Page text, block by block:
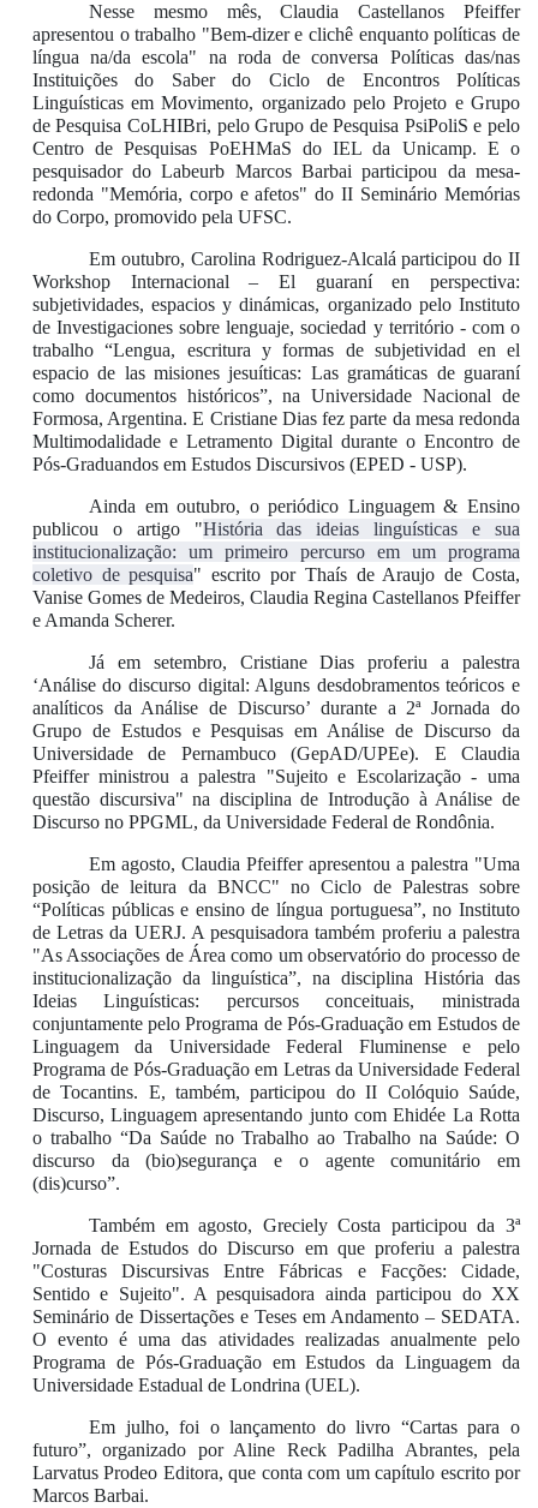
Nesse mesmo mês, Claudia Castellanos Pfeiffer
apresentou o trabalho "Bem-dizer e clichê enquanto políticas de
língua na/da escola" na roda de conversa Políticas das/nas
Instituições do Saber do Ciclo de Encontros Políticas
Linguísticas em Movimento, organizado pelo Projeto e Grupo
de Pesquisa CoLHIBri, pelo Grupo de Pesquisa PsiPoliS e pelo
Centro de Pesquisas PoEHMaS do IEL da Unicamp. E o
pesquisador do Labeurb Marcos Barbai participou da mesa-
redonda "Memória, corpo e afetos" do II Seminário Memórias
do Corpo, promovido pela UFSC.
Em outubro, Carolina Rodriguez-Alcalá participou do II
Workshop Internacional – El guaraní en perspectiva:
subjetividades, espacios y dinámicas, organizado pelo Instituto
de Investigaciones sobre lenguaje, sociedad y território - com o
trabalho “Lengua, escritura y formas de subjetividad en el
espacio de las misiones jesuíticas: Las gramáticas de guaraní
como documentos históricos”, na Universidade Nacional de
Formosa, Argentina. E Cristiane Dias fez parte da mesa redonda
Multimodalidade e Letramento Digital durante o Encontro de
Pós-Graduandos em Estudos Discursivos (EPED - USP).
Ainda em outubro, o periódico Linguagem & Ensino
publicou o artigo "História das ideias linguísticas e sua
institucionalização: um primeiro percurso em um programa
coletivo de pesquisa" escrito por Thaís de Araujo de Costa,
Vanise Gomes de Medeiros, Claudia Regina Castellanos Pfeiffer
e Amanda Scherer.
Já em setembro, Cristiane Dias proferiu a palestra
‘Análise do discurso digital: Alguns desdobramentos teóricos e
analíticos da Análise de Discurso’ durante a 2ª Jornada do
Grupo de Estudos e Pesquisas em Análise de Discurso da
Universidade de Pernambuco (GepAD/UPEe). E Claudia
Pfeiffer ministrou a palestra "Sujeito e Escolarização - uma
questão discursiva" na disciplina de Introdução à Análise de
Discurso no PPGML, da Universidade Federal de Rondônia.
Em agosto, Claudia Pfeiffer apresentou a palestra "Uma
posição de leitura da BNCC" no Ciclo de Palestras sobre
“Políticas públicas e ensino de língua portuguesa”, no Instituto
de Letras da UERJ. A pesquisadora também proferiu a palestra
"As Associações de Área como um observatório do processo de
institucionalização da linguística”, na disciplina História das
Ideias Linguísticas: percursos conceituais, ministrada
conjuntamente pelo Programa de Pós-Graduação em Estudos de
Linguagem da Universidade Federal Fluminense e pelo
Programa de Pós-Graduação em Letras da Universidade Federal
de Tocantins. E, também, participou do II Colóquio Saúde,
Discurso, Linguagem apresentando junto com Ehidée La Rotta
o trabalho “Da Saúde no Trabalho ao Trabalho na Saúde: O
discurso da (bio)segurança e o agente comunitário em
(dis)curso”.
Também em agosto, Greciely Costa participou da 3ª
Jornada de Estudos do Discurso em que proferiu a palestra
"Costuras Discursivas Entre Fábricas e Facções: Cidade,
Sentido e Sujeito". A pesquisadora ainda participou do XX
Seminário de Dissertações e Teses em Andamento – SEDATA.
O evento é uma das atividades realizadas anualmente pelo
Programa de Pós-Graduação em Estudos da Linguagem da
Universidade Estadual de Londrina (UEL).
Em julho, foi o lançamento do livro “Cartas para o
futuro”, organizado por Aline Reck Padilha Abrantes, pela
Larvatus Prodeo Editora, que conta com um capítulo escrito por
Marcos Barbai.